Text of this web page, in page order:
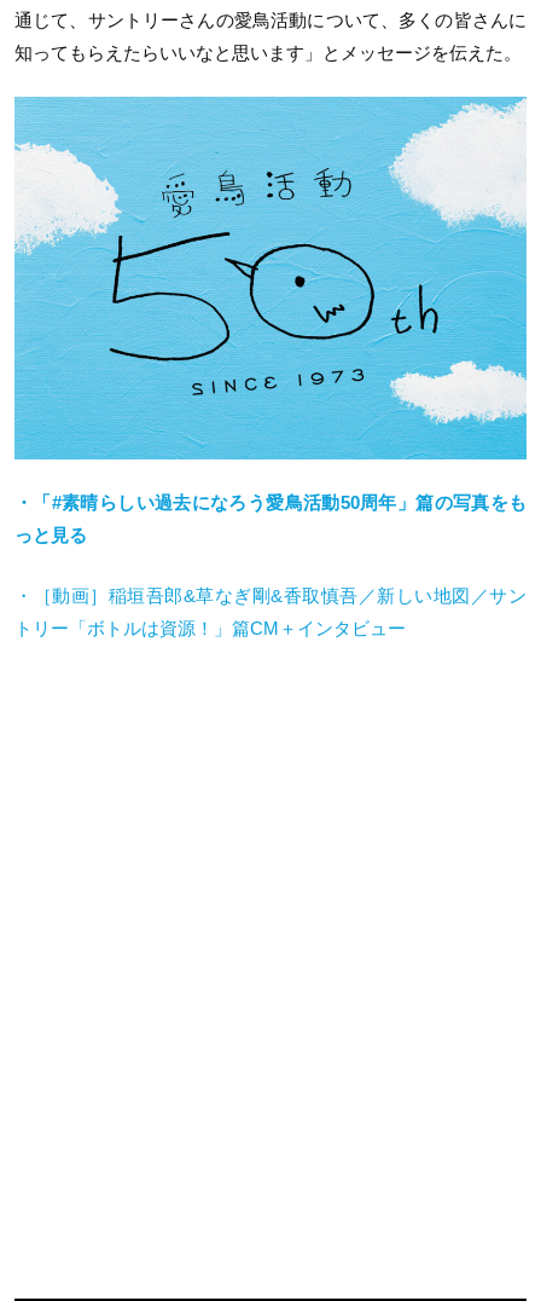
通じて、サントリーさんの愛鳥活動について、多くの皆さんに
知ってもらえたらいいなと思います」とメッセージを伝えた。
・「#素晴らしい過去になろう愛鳥活動50周年」篇の写真をも
っと見る
・［動画］稲垣吾郎&草なぎ剛&香取慎吾／新しい地図／サン
トリー「ボトルは資源！」篇CM ＋インタビュー